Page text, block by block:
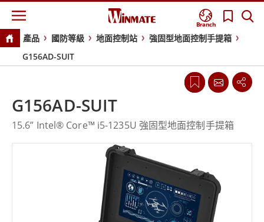
Branch
產品 國防等級 地面控制站
強固型地面控制手提箱
G156AD-SUIT
G156AD-SUIT
15.6” Intel® Core™ i5-1235U 強固型地面控制手提箱